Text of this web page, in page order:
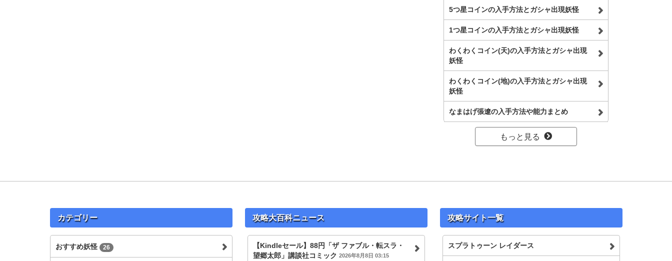
5つ星コインの入手方法とガシャ出現妖怪
1つ星コインの入手方法とガシャ出現妖怪
わくわくコイン(天)の入手方法とガシャ出現
妖怪
わくわくコイン(地)の入手方法とガシャ出現
妖怪
なまはげ張遼の入手方法や能力まとめ
もっと見る
カテゴリー
おすすめ妖怪 26
攻略大百科ニュース
【Kindleセール】88円「ザ ファブル・転スラ・
望郷太郎」講談社コミック 2026年8月8日 03:15
攻略サイト一覧
スプラトゥーン レイダース